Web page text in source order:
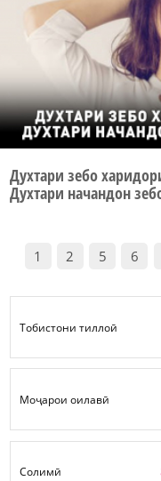
Духтари зебо
Духтари начандон
1 2 5 6
Тобистони тиллоӣ
Моҷарои оилавӣ
Солимӣ